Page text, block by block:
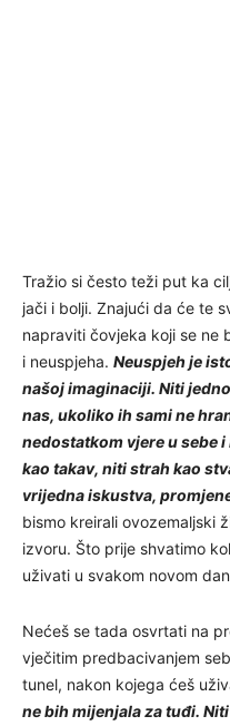
Tražio si često teži put ka
jači i bolji. Znajući da će te
napraviti čovjeka koji se ne
i neuspjeha. Neuspjeh je
našoj imaginaciji. Niti
nas, ukoliko ih sami ne
nedostatkom vjere u sebe
kao takav, niti strah kao
vrijedna iskustva,
bismo kreirali ovozemaljski
izvoru. Što prije shvatimo
uživati u svakom novom
Nećeš se tada osvrtati na
vječitim predbacivanjem
tunel, nakon kojega ćeš
ne bih mijenjala za tuđi.